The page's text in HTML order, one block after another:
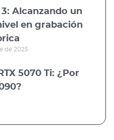
3: Alcanzando un
en grabación
de 2025
5070 Ti: ¿Por